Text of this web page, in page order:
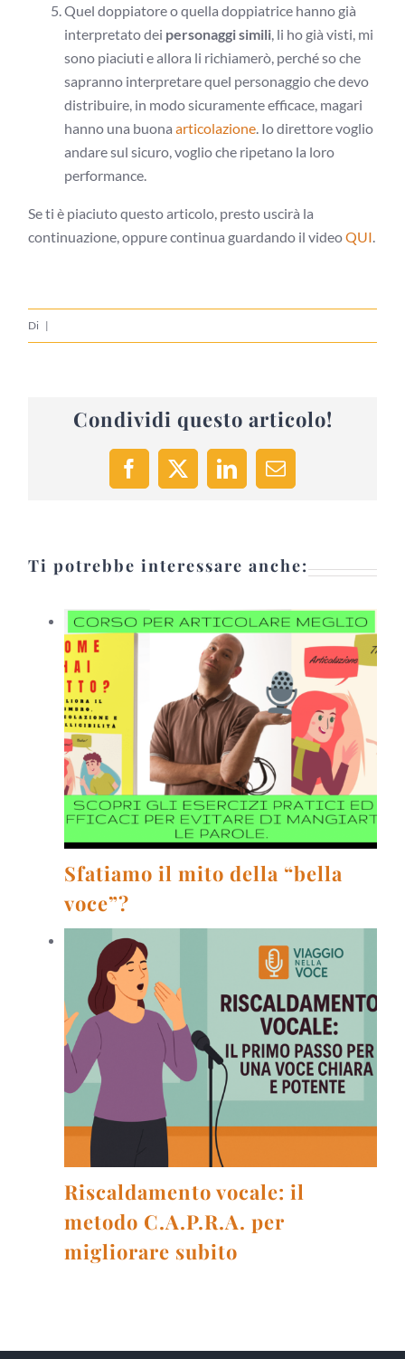
Quel doppiatore o quella doppiatrice hanno già
interpretato dei personaggi simili , li ho già visti, mi
sono piaciuti e allora li richiamerò, perché so che
sapranno interpretare quel personaggio che devo
distribuire, in modo sicuramente efficace, magari
hanno una buonaarticolazione . Io direttore voglio
andare sul sicuro, voglio che ripetano la loro
performance.
Se ti è piaciuto questo articolo, presto uscirà la
continuazione, oppure continua guardando il videoQUI
Di |
Condividi questo articolo!
Facebook
X LinkedInEmail
Ti potrebbe interessare anche:
Sfatiamo il mito della “bella
voce”?
Riscaldamento vocale: il
metodo C.A.P.R.A. per
migliorare subito